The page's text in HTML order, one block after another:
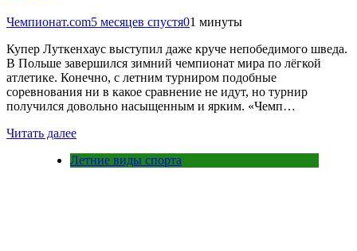
Чемпионат.com5 месяцев спустя01 минуты
Купер Луткенхаус выступил даже круче непобедимого шведа.
В Польше завершился зимний чемпионат мира по лёгкой
атлетике. Конечно, с летним турниром подобные
соревнования ни в какое сравнение не идут, но турнир
получился довольно насыщенным и ярким. «Чемп…
Читать далее
Летние виды спорта